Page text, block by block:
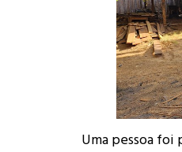
Uma pessoa